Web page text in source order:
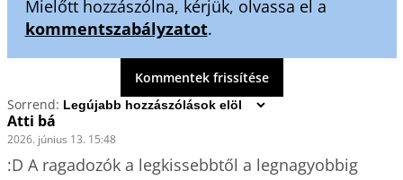
Mielőtt hozzászólna, kérjük, olvassa el a
kommentszabályzatot.
Kommentek frissítése
Sorrend:
Atti bá
2026. június 13. 15:48
:D A ragadozók a legkissebbtől a legnagyobbig